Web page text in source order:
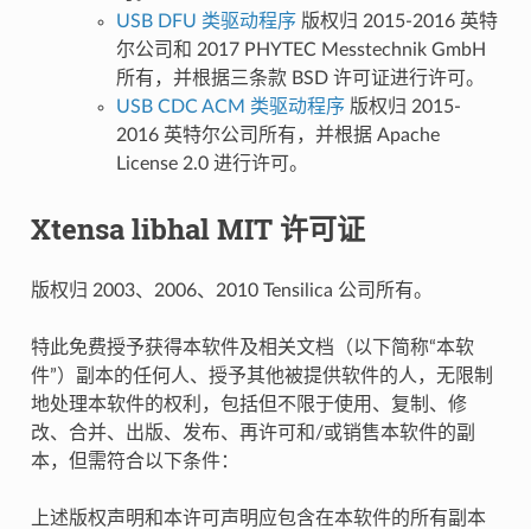
USB DFU 类驱动程序 版权归 2015-2016 英特
尔公司和 2017 PHYTEC Messtechnik GmbH
所有，并根据三条款 BSD 许可证进行许可。
USB CDC ACM 类驱动程序 版权归 2015-
2016 英特尔公司所有，并根据 Apache
License 2.0 进行许可。
Xtensa libhal MIT 许可证
版权归 2003、2006、2010 Tensilica 公司所有。
特此免费授予获得本软件及相关文档（以下简称“本软
件”）副本的任何人、授予其他被提供软件的人，无限制
地处理本软件的权利，包括但不限于使用、复制、修
改、合并、出版、发布、再许可和/或销售本软件的副
本，但需符合以下条件：
上述版权声明和本许可声明应包含在本软件的所有副本